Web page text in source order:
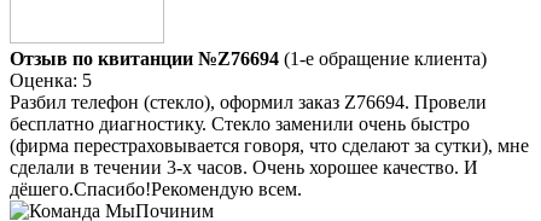
Отзыв по квитанции №Z76694 (1-е обращение клиента)
Оценка: 5
Разбил телефон (стекло), оформил заказ Z76694. Провели
бесплатно диагностику. Стекло заменили очень быстро
(фирма перестраховывается говоря, что сделают за сутки), мне
сделали в течении 3-х часов. Очень хорошее качество. И
дёшего.Спасибо!Рекомендую всем.